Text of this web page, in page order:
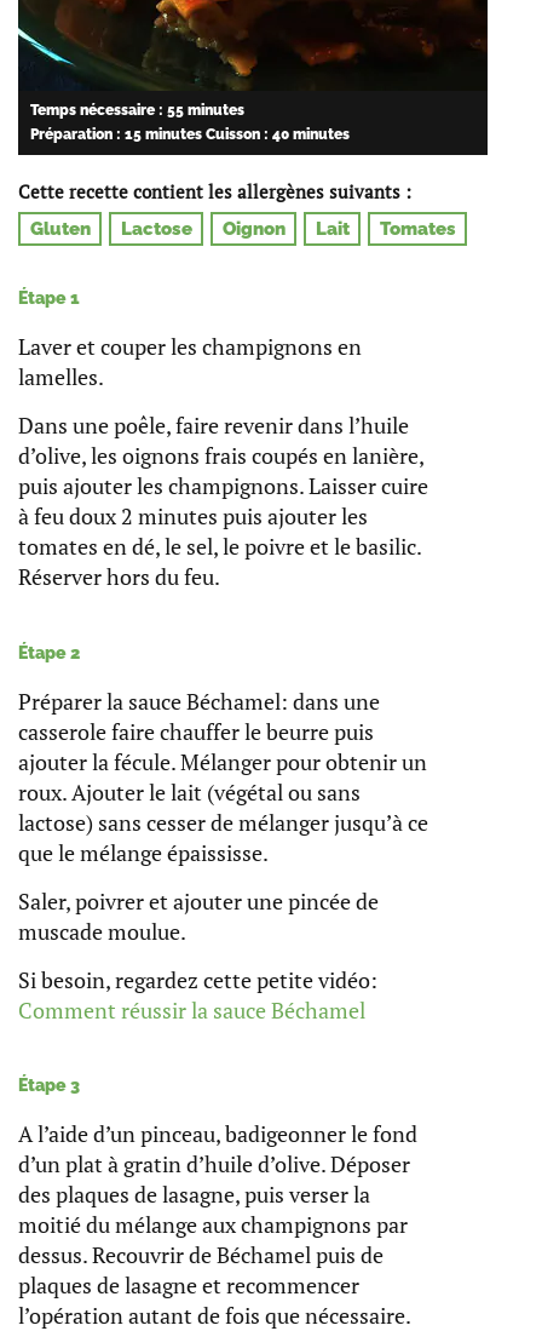
Temps nécessaire : 55 minutes
Préparation : 15 minutes Cuisson : 40 minutes
Cette recette contient les allergènes suivants :
Gluten Lactose Oignon Lait Tomates
Étape 1
Laver et couper les champignons en
lamelles.
Dans une poêle, faire revenir dans l’huile
d’olive, les oignons frais coupés en lanière,
puis ajouter les champignons. Laisser cuire
à feu doux 2 minutes puis ajouter les
tomates en dé, le sel, le poivre et le basilic.
Réserver hors du feu.
Étape 2
Préparer la sauce Béchamel: dans une
casserole faire chauffer le beurre puis
ajouter la fécule. Mélanger pour obtenir un
roux. Ajouter le lait (végétal ou sans
lactose) sans cesser de mélanger jusqu’à ce
que le mélange épaississe.
Saler, poivrer et ajouter une pincée de
muscade moulue.
Si besoin, regardez cette petite vidéo:
Comment réussir la sauce Béchamel
Étape 3
A l’aide d’un pinceau, badigeonner le fond
d’un plat à gratin d’huile d’olive. Déposer
des plaques de lasagne, puis verser la
moitié du mélange aux champignons par
dessus. Recouvrir de Béchamel puis de
plaques de lasagne et recommencer
l’opération autant de fois que nécessaire.